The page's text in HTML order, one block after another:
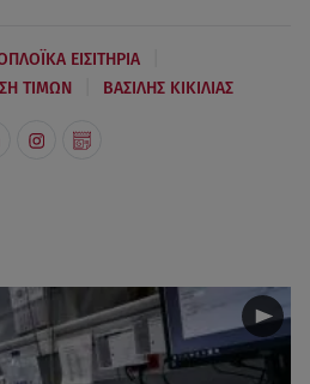
ΕΙΣΙΤΗΡΙΑ
ΤΙΜΩΝ ΒΑΣΙΛΗΣ ΚΙΚΙΛΙΑΣ